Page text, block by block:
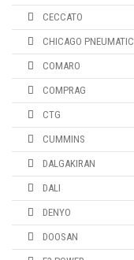
CECCATO
CHICAGO PNEUMATIC
COMARO
COMPRAG
CTG
CUMMINS
DALGAKIRAN
DALI
DENYO
DOOSAN